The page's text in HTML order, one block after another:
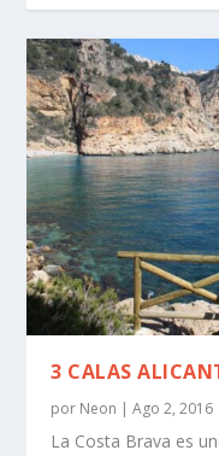
3 CALAS
por Neon |Ago 2, 2016
La Costa Brava es